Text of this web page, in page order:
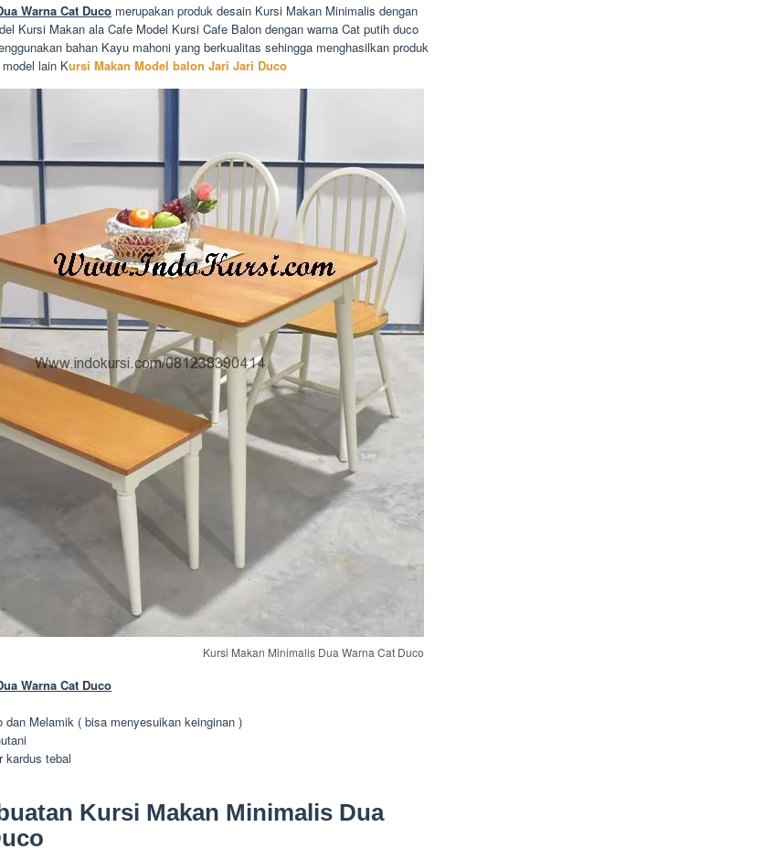
Warna Cat Duco merupakan produk desain Kursi Makan Minimalis dengan
Kursi Makan ala Cafe Model Kursi Cafe Balon dengan warna Cat putih duco
bahan Kayu mahoni yang berkualitas sehingga menghasilkan produk
lain Kursi Makan Model balon Jari Jari Duco
Kursi Makan Minimalis Dua Warna Cat Duco
Warna Cat Duco
dan Melamik ( bisa menyesuikan keinginan )
kardus tebal
Kursi Makan Minimalis Dua